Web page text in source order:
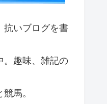
抗いブログを書
。趣味、雑記の
馬。